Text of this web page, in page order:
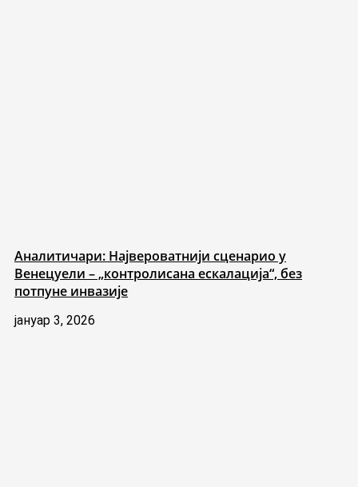
Аналитичари: Највероватнији сценарио у
Венецуели – „контролисана ескалација“, без
потпуне инвазије
јануар 3, 2026